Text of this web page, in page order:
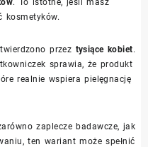
. To istotne, jeśli masz
kosmetyków.
przez tysiące kobiet.
sprawia, że produkt
realnie wspiera pielęgnację
zaplecze badawcze, jak
ten wariant może spełnić